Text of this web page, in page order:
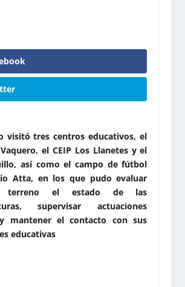
visitó tres centros educativos, el
el CEIP Los Llanetes y el
así como el campo de fútbol
Atta, en los que pudo evaluar
terreno el estado de las
supervisar actuaciones
y mantener el contacto con sus
educativas